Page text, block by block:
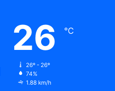
26 ℃
26º - 26º
74%
1.88 km/h